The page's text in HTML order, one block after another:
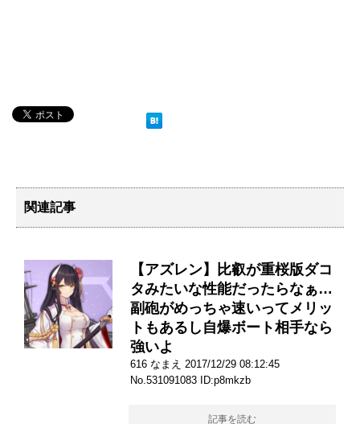
関連記事
【アズレン】比叡が重桜版ダコ
タみたいな性能だったらなぁ…
副砲がめっちゃ速いってメリッ
トもあるし自爆ボート相手なら
強いよ
616 なまえ 2017/12/29 08:12:45
No.531091083 ID:p8mkzb
記事を読む